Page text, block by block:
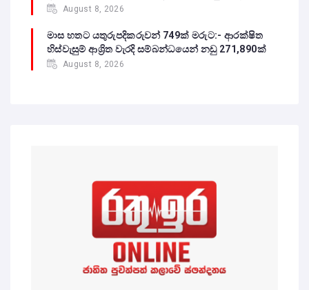
August 8, 2026
මාස හතට යතුරුපදිකරුවන් 749ක් මරුට:- ආරක්ෂිත
හිස්වැසුම් ආශ්‍රිත වැරදි සම්බන්ධයෙන් නඩු 271,890ක්
August 8, 2026